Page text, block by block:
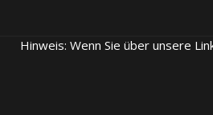
Hinweis: Wenn Sie über unsere